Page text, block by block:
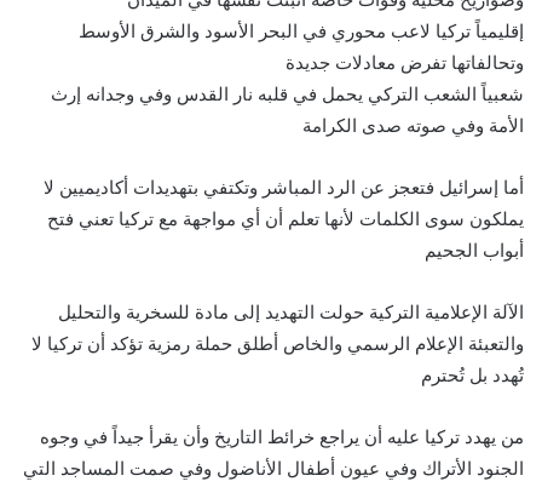
إقليمياً تركيا لاعب محوري في البحر الأسود والشرق الأوسط
وتحالفاتها تفرض معادلات جديدة
شعبياً الشعب التركي يحمل في قلبه نار القدس وفي وجدانه إرث
الأمة وفي صوته صدى الكرامة
أما إسرائيل فتعجز عن الرد المباشر وتكتفي بتهديدات أكاديميين لا
يملكون سوى الكلمات لأنها تعلم أن أي مواجهة مع تركيا تعني فتح
أبواب الجحيم
الآلة الإعلامية التركية حولت التهديد إلى مادة للسخرية والتحليل
والتعبئة الإعلام الرسمي والخاص أطلق حملة رمزية تؤكد أن تركيا لا
تُهدد بل تُحترم
من يهدد تركيا عليه أن يراجع خرائط التاريخ وأن يقرأ جيداً في وجوه
الجنود الأتراك وفي عيون أطفال الأناضول وفي صمت المساجد التي